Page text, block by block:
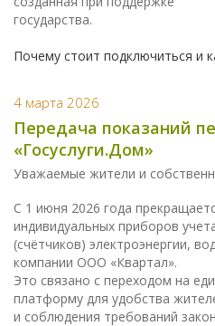
государства.
Почему стоит подключиться и
4 марта 2026
Передача показаний
«Госуслуги.Дом»
Уважаемые жители и
С 1 июня 2026 года
индивидуальных приборов
(счётчиков) электроэнергии,
компании ООО «Квартал».
Это связано с переходом на
платформу для удобства
и соблюдения требований